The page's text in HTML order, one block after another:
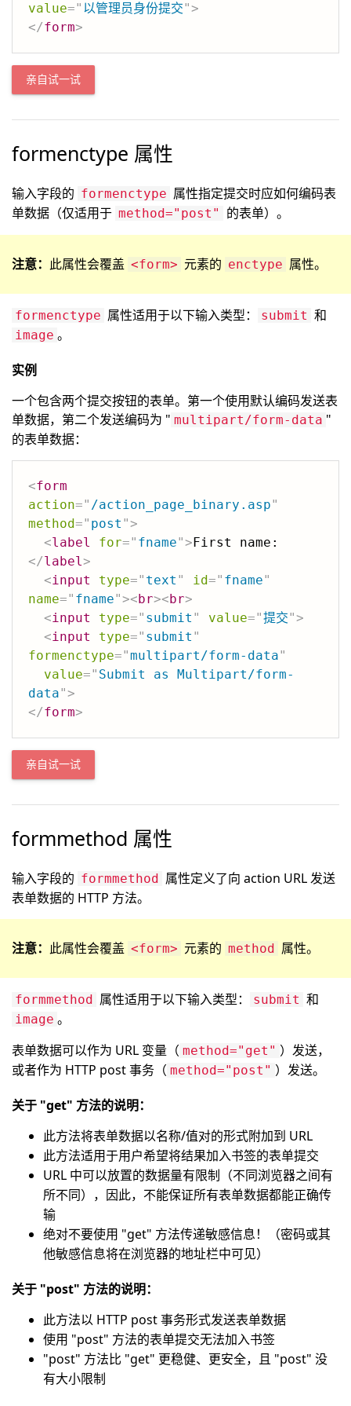
value=" 以管理员身份提交">
</form>
亲自试一试
formenctype 属性
输入字段的 formenctype 属性指定提交时应如何编码表
单数据（仅适用于 method="post" 的表单）。
注意： 此属性会覆盖 <form> 元素的 enctype 属性。
formenctype 属性适用于以下输入类型： submit 和
image 。
实例
一个包含两个提交按钮的表单。第一个使用默认编码发送表
单数据，第二个发送编码为 " multipart/form-data "
的表单数据：
<form
action=" /action_page_binary.asp"
method=" post ">
<label for=" fname">First name:
</label>
<input type=" text " id=" fname"
name=" fname"><br><br>
<input type=" submit " value="提交">
<input type=" submit "
formenctype="multipart/form-data"
value=" Submit as Multipart/form-
data">
</form>
亲自试一试
formmethod 属性
输入字段的 formmethod 属性定义了向 action URL 发送
表单数据的 HTTP 方法。
注意： 此属性会覆盖 <form> 元素的 method 属性。
formmethod 属性适用于以下输入类型： submit 和
image 。
表单数据可以作为 URL 变量（ method="get" ）发送，
或者作为 HTTP post 事务（ method="post" ）发送。
关于 "get" 方法的说明：
此方法将表单数据以名称/值对的形式附加到 URL
此方法适用于用户希望将结果加入书签的表单提交
URL 中可以放置的数据量有限制（不同浏览器之间有
所不同），因此，不能保证所有表单数据都能正确传
输
绝对不要使用 "get" 方法传递敏感信息！（密码或其
他敏感信息将在浏览器的地址栏中可见）
关于 "post" 方法的说明：
此方法以 HTTP post 事务形式发送表单数据
使用 "post" 方法的表单提交无法加入书签
"post" 方法比 "get" 更稳健、更安全，且 "post" 没
有大小限制